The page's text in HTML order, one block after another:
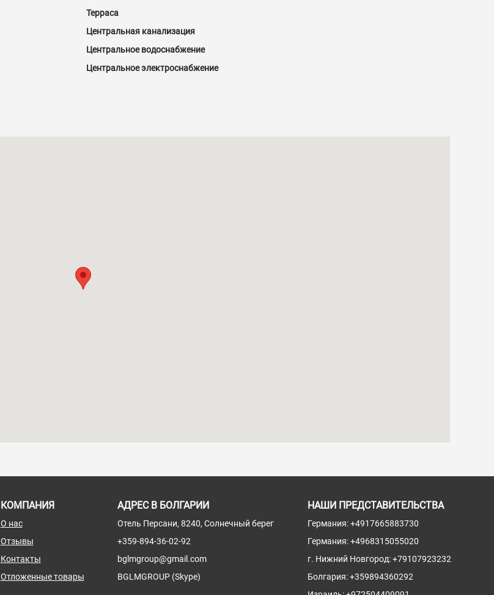
Терраса
Центральная канализация
Центральное водоснабжение
Центральное электроснабжение
КОМПАНИЯ
О нас
Отзывы
Контакты
Отложенные товары
АДРЕС В БОЛГАРИИ
Отель Персани, 8240, Солнечный берег
+359-894-36-02-92
bglmgroup@gmail.com
BGLMGROUP (Skype)
НАШИ ПРЕДСТАВИТЕЛЬСТВА
Германия:+4917665883730
Германия:+4968315055020
г. Нижний Новгород:+79107923232
Болгария:+359894360292